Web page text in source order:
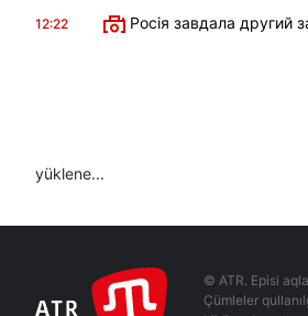
12:22 Росія завдала другий
yüklene...
© ATR. Episi
Çümleler